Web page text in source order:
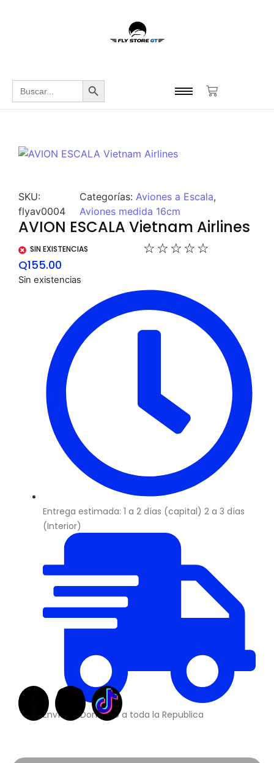
Buscar: Botón de búsqueda
SKU:
flyav0004
Categorías:Aviones a Escala,
Aviones medida 16cm
AVION ESCALA Vietnam Airlines
SIN EXISTENCIAS ☆ ☆ ☆ ☆ ☆
Q155.00
Sin existencias
Entrega estimada: 1 a 2 días (capital) 2 a 3 días
(Interior)
Envíos a Domicilio a toda la Republica